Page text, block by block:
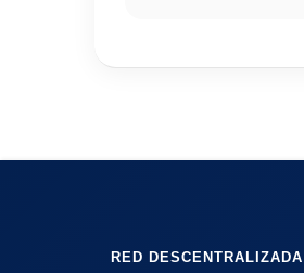
RED DESCENTRALIZADA